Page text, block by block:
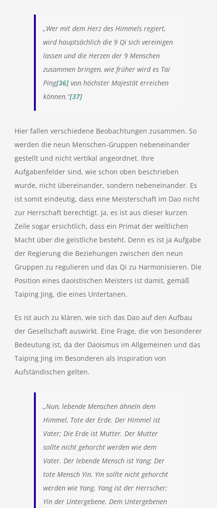
„Wer mit dem Herz des Himmels regiert,
wird hauptsächlich die 9 Qi sich vereinigen
lassen und die Herzen der 9 Menschen
zusammen bringen, wie früher wird es Tai
Ping[36] von höchster Majestät erreichen
können.“[37]
Hier fallen verschiedene Beobachtungen zusammen. So
werden die neun Menschen-Gruppen nebeneinander
gestellt und nicht vertikal angeordnet. Ihre
Aufgabenfelder sind, wie schon oben beschrieben
wurde, nicht übereinander, sondern nebeneinander. Es
ist somit eindeutig, dass eine Meisterschaft im Dao nicht
zur Herrschaft berechtigt. Ja, es ist aus dieser kurzen
Zeile sogar ersichtlich, dass ein Primat der weltlichen
Macht über die geistliche besteht. Denn es ist ja Aufgabe
der Regierung die Beziehungen zwischen den neun
Gruppen zu regulieren und das Qi zu Harmonisieren. Die
Position eines daoistischen Meisters ist damit, gemäß
Taiping Jing, die eines Untertanen.
Es ist auch zu klären, wie sich das Dao auf den Aufbau
der Gesellschaft auswirkt. Eine Frage, die von besonderer
Bedeutung ist, da der Daoismus im Allgemeinen und das
Taiping Jing im Besonderen als Inspiration von
Aufständischen gelten.
„Nun, lebende Menschen ähneln dem
Himmel, Tote der Erde. Der Himmel ist
Vater; Die Erde ist Mutter. Der Mutter
sollte nicht gehorcht werden wie dem
Vater. Der lebende Mensch ist Yang; Der
tote Mensch Yin. Yin sollte nicht gehorcht
werden wie Yang. Yang ist der Herrscher;
Yin der Untergebene. Dem Untergebenen